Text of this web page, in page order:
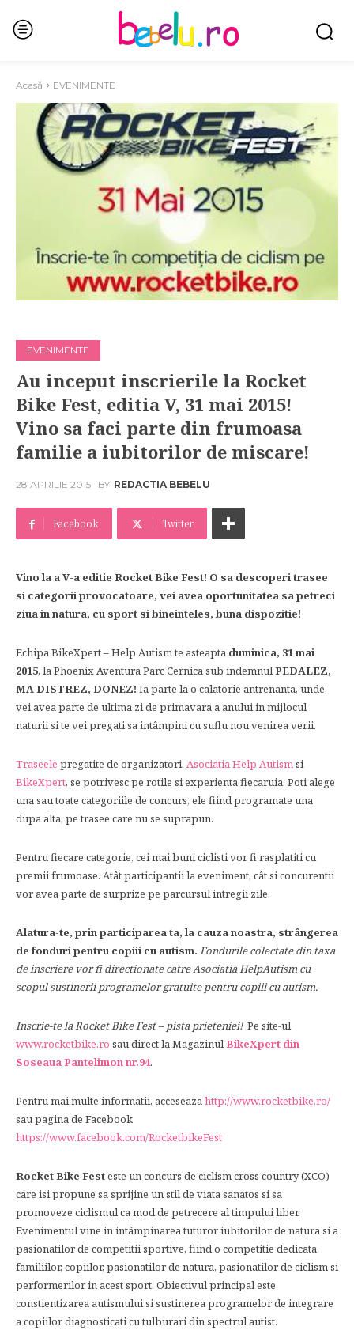
Acasă EVENIMENTE
EVENIMENTE
Au inceput inscrierile la Rocket
Bike Fest, editia V, 31 mai 2015!
Vino sa faci parte din frumoasa
familie a iubitorilor de miscare!
28 APRILIE 2015 BY REDACTIA BEBELU
Facebook Twitter
Vino la a V-a editie Rocket Bike Fest! O sa descoperi trasee
si categorii provocatoare, vei avea oportunitatea sa petreci
ziua in natura, cu sport si bineinteles, buna dispozitie!
Echipa BikeXpert – Help Autism te asteapta duminica, 31 mai
2015, la Phoenix Aventura Parc Cernica sub indemnulPEDALEZ,
MA DISTREZ, DONEZ! Ia parte la o calatorie antrenanta, unde
vei avea parte de ultima zi de primavara a anului in mijlocul
naturii si te vei pregati sa intâmpini cu suflu nou venirea verii.
Traseele pregatite de organizatori, Asociatia Help Autismsi
BikeXpert, se potrivesc pe rotile si experienta fiecaruia. Poti alege
una sau toate categoriile de concurs, ele fiind programate una
dupa alta, pe trasee care nu se suprapun.
Pentru fiecare categorie, cei mai buni ciclisti vor fi rasplatiti cu
premii frumoase. Atât participantii la eveniment, cât si concurentii
vor avea parte de surprize pe parcursul intregii zile.
Alatura-te, prin participarea ta, la cauza noastra, strângerea
de fonduri pentru copiii cu autism. Fondurile colectate din taxa
de inscriere vor fi directionate catre Asociatia HelpAutism cu
scopul sustinerii programelor gratuite pentru copiii cu autism.
Inscrie-te la Rocket Bike Fest – pista prieteniei! Pe site-ul
www.rocketbike.ro sau direct la MagazinulBikeXpert din
Soseaua Pantelimon nr.94.
Pentru mai multe informatii, acceseazahttp://www.rocketbike.ro/
sau pagina de Facebook
https://www.facebook.com/RocketbikeFest
Rocket Bike Festeste un concurs de ciclism cross country (XCO)
care isi propune sa sprijine un stil de viata sanatos si sa
promoveze ciclismul ca mod de petrecere al timpului liber.
Evenimentul vine in intâmpinarea tuturor iubitorilor de natura si a
pasionatilor de competitii sportive, fiind o competitie dedicata
familiilor, copiilor, pasionatilor de natura, pasionatilor de ciclism si
performerilor in acest sport. Obiectivul principal este
constientizarea autismului si sustinerea programelor de integrare
a copiilor diagnosticati cu tulburari din spectrul autist.